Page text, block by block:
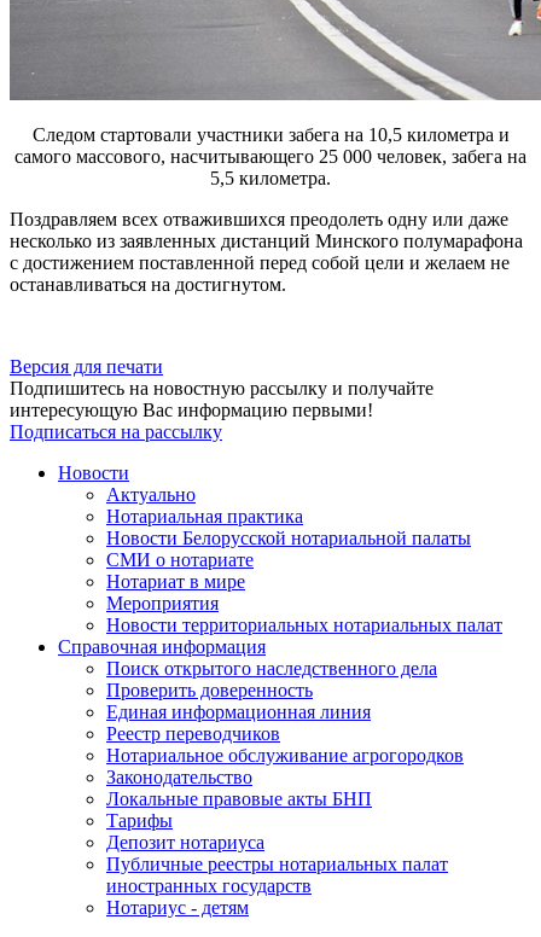
Следом стартовали участники забега на 10,5 километра и
самого массового, насчитывающего 25 000 человек, забега на
5,5 километра.
Поздравляем всех отважившихся преодолеть одну или даже
несколько из заявленных дистанций Минского полумарафона
с достижением поставленной перед собой цели и желаем не
останавливаться на достигнутом.
Версия для печати
Подпишитесь на новостную рассылку и получайте
интересующую Вас информацию первыми!
Подписаться на рассылку
Новости
Актуально
Нотариальная практика
Новости Белорусской нотариальной палаты
СМИ о нотариате
Нотариат в мире
Мероприятия
Новости территориальных нотариальных палат
Справочная информация
Поиск открытого наследственного дела
Проверить доверенность
Единая информационная линия
Реестр переводчиков
Нотариальное обслуживание агрогородков
Законодательство
Локальные правовые акты БНП
Тарифы
Депозит нотариуса
Публичные реестры нотариальных палат
иностранных государств
Нотариус - детям